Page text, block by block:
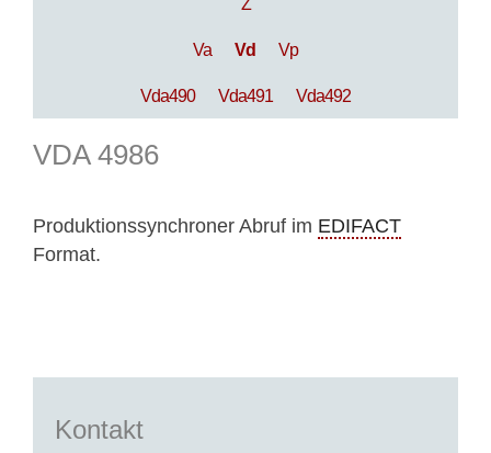
Va Vd Vp
Vda490 Vda491 Vda492
VDA 4986
Produktionssynchroner Abruf im EDIFACT
Format.
Kontakt